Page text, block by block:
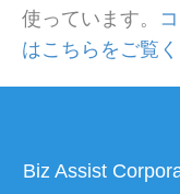
使っています。
はこちらをご覧
Biz Assist